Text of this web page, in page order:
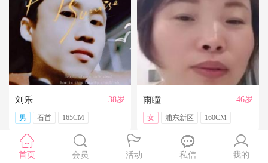
【携手到老】今天开通钻石会员了，给我来信吧，我能看到你的联系方式哦
【铭铭】40岁未婚上海杨浦男征婚，外地人或者上海人都可以，不介意是否离异，三观合适即可，速与我联系。
【任子君】 现居深圳罗湖区，44岁，离异，在深圳工作，找一个大方、善良，会疼爱人的女子做老婆，希望​‌‌能在这里遇见你，非诚勿扰。
【张小英】想找一个心动的人
刘乐 38岁
男 石首 165CM
雨瞳 46岁
女 浦东新区 160CM
首页 会员 活动 私信 我的